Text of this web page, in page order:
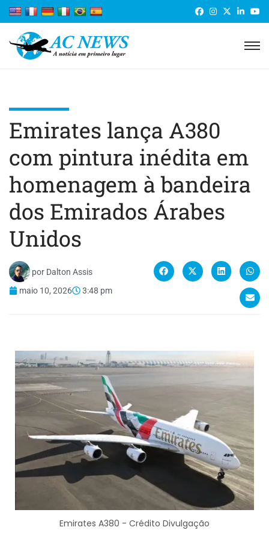
Emirates lança A380
com pintura inédita em
homenagem à bandeira
dos Emirados Árabes
Unidos
por Dalton Assis
maio 10, 2026
3:48 pm
Emirates A380 - Crédito Divulgação